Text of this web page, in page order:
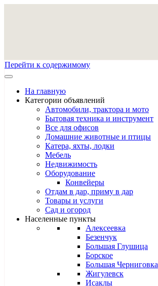
Перейти к содержимому
На главную
Категории объявлений
Автомобили, трактора и мото
Бытовая техника и инструмент
Все для офисов
Домашние животные и птицы
Катера, яхты, лодки
Мебель
Недвижимость
Оборудование
Конвейеры
Отдам в дар, приму в дар
Товары и услуги
Сад и огород
Населенные пункты
Алексеевка
Безенчук
Большая Глушица
Борское
Большая Черниговка
Жигулевск
Исаклы